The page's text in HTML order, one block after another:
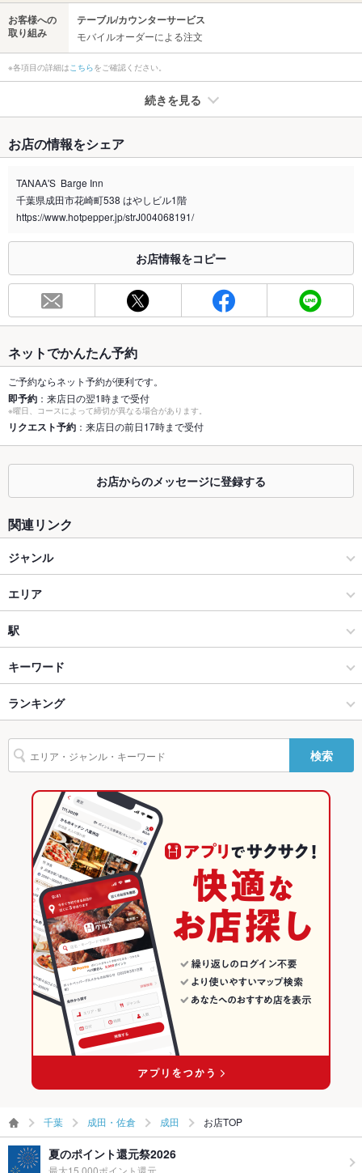
お客様への
取り組み
テーブル/カウンターサービス
モバイルオーダーによる注文
※各項目の詳細はこちらをご確認ください。
続きを見る
禁煙・喫煙 分煙（仕切りなし）
喫煙専用室 なし
※2020年4月1日～受動喫煙対策に関する法律が施行されています。正しい情報はお店へお問い
総席数 107席
最大宴会収
150人
個室 なし
座敷 なし
掘りごたつ なし
カウンター あり
ソファー なし
テラス席
貸切
設備
Wi-Fi
ー
駐車場
英語メニュ
ー
あり
飲み放題 あり
食べ放題 なし
カクテル充実
お子様連れ お子様連れ歓迎
ウェディン
グパーティ
ー二次会
－
可
ペット同伴 可
備考 －
お店の情報をシェア
TANAA'S Barge Inn
千葉県成田市花崎町538 はやしビル1階
https://www.hotpepper.jp/strJ004068191/
お店情報をコピー
ネットでかんたん予約
ご予約ならネット予約が便利です。
即予約 ：来店日の翌1時まで受付
※曜日、コースによって締切が異なる場合があります。
リクエスト予約 ：来店日の前日17時まで受付
お店からのメッセージに登録する
関連リンク
ジャンル
居酒屋
洋・和洋・各国料理・その他
成田・佐倉 × 居酒屋
成田・佐倉 × 洋・和洋・各国料理・その他
成田駅 × 居酒屋
成田駅 × 洋・和洋・各国料理・その他
ダイニングバー・バル
ビアホール
成田・佐倉 × ダイニングバー・バル
成田・佐倉 × ビアホール
成田駅 × ダイニングバー・バル
成田駅 × ビアホール
エリア
成田
成田 × 居酒屋
成田 × 洋・和洋・各国料理・その他
成田 × ダイニングバー・バル
成田 × ビアホール
千葉 × 居酒屋
千葉 × 洋・和洋・各国料理・その他
千葉 × ダイニングバー・バル
千葉 × ビアホール
駅
京成成田駅
成田駅
キーワード
エビ料理
パフェ アヒージョ 生ハム リブアイステーキ
ランキング
千葉のグルメランキング
千葉の居酒屋ランキング
成田・佐倉のグルメランキング
成田・佐倉の居酒屋ランキング
成田のグルメランキング
成田の居酒屋ランキング
検索
千葉 成田・佐倉 成田 お店TOP
夏のポイント還元祭2026